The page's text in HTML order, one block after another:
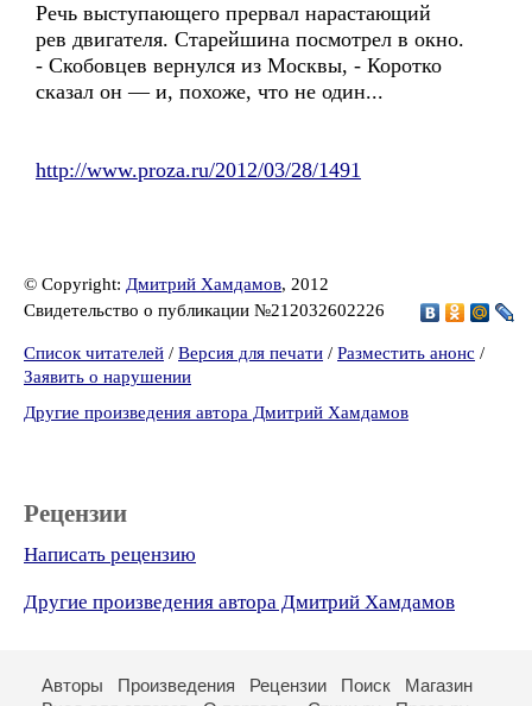
Речь выступающего прервал нарастающий
рев двигателя. Старейшина посмотрел в окно.
- Скобовцев вернулся из Москвы, - Коротко
сказал он — и, похоже, что не один...
http://www.proza.ru/2012/03/28/1491
© Copyright: Дмитрий Хамдамов, 2012
Свидетельство о публикации №212032602226
Список читателей / Версия для печати / Разместить анонс /
Заявить о нарушении
Другие произведения автора Дмитрий Хамдамов
Рецензии
Написать рецензию
Другие произведения автора Дмитрий Хамдамов
Авторы Произведения Рецензии Поиск
Магазин